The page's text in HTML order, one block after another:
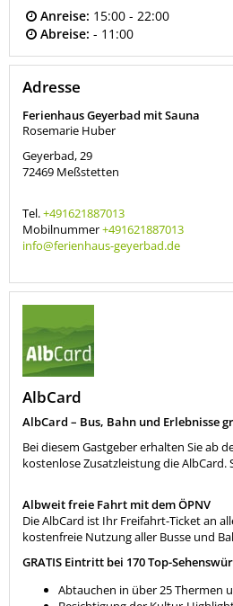
Anreise: 15:00 - 22:00
Abreise: - 11:00
Adresse
Ferienhaus Geyerbad mit Sauna
Rosemarie Huber
Geyerbad, 29
72469 Meßstetten
Tel.+491621887013
Mobilnummer+491621887013
info@ferienhaus-geyerbad.de
AlbCard
AlbCard – Bus, Bahn und Erlebnisse
Bei diesem Gastgeber erhalten Sie ab
kostenlose Zusatzleistung die AlbCard.
Albweit freie Fahrt mit dem ÖPNV
Die AlbCard ist Ihr Freifahrt-Ticket an
kostenfreie Nutzung aller Busse und
GRATIS Eintritt bei 170 Top-
Abtauchen in über 25 Thermen